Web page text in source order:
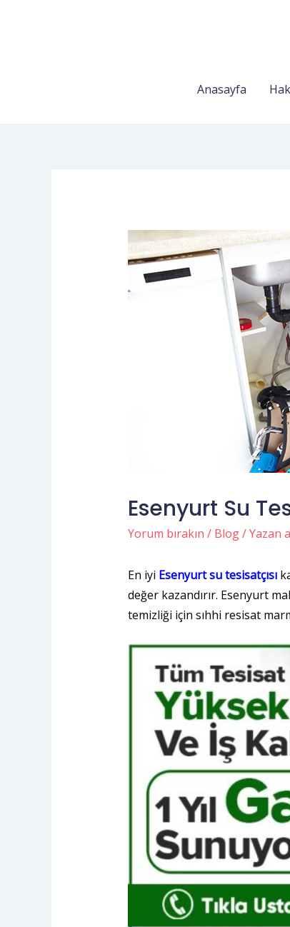
Anasayfa
Esenyurt Su
Yorum bırakın / Blog/ Yazan
En iyi Esenyurt su tesisatçısı
değer kazandırır. Esenyurt
temizliği için sıhhi resisat